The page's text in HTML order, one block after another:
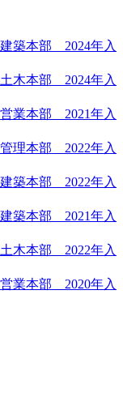
築本部 2024年入
木本部 2024年入
業本部 2021年入
理本部 2022年入
築本部 2022年入
築本部 2021年入
木本部 2022年入
業本部 2020年入